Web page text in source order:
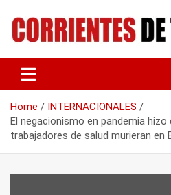
content
CORRIENTES DE
Home
INTERNACIONALES
El negacionismo en pandemia hizo
trabajadores de salud murieran en